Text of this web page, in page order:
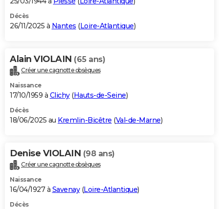
S'inscrire
Se connecter
Lycées
Collèges
Primaires
Universités
Entreprises
Service militaire
Avis de recherche
AVIS DE DÉCÈS
Bricolage
Lifestyle
Culture
Sport
Auto
Television
Voyage
Cinema
Décès
26/11/2025 à Nantes (Loire-Atlantique)
Alain VIOLAIN (65 ans)
Créer une cagnotte obsèques
Naissance
17/10/1959 à Clichy(Hauts-de-Seine)
Décès
18/06/2025 au Kremlin-Bicêtre (Val-de-Marne)
Denise VIOLAIN (98 ans)
Créer une cagnotte obsèques
Naissance
16/04/1927 à Savenay(Loire-Atlantique)
Décès